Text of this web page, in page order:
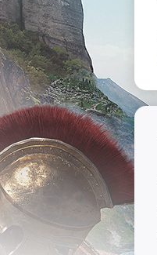
2:
-
GB
Assassin's Creed
Shadows
Размер: 117 GB